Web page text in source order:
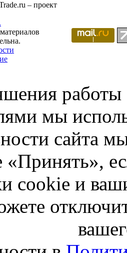
– проект
работы
мы
сайта
cookie и